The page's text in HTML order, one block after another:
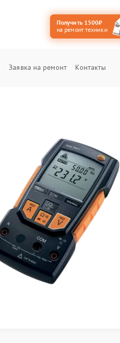
Получить 1500₽
на ремонт техники
Заявка на ремонт Контакты